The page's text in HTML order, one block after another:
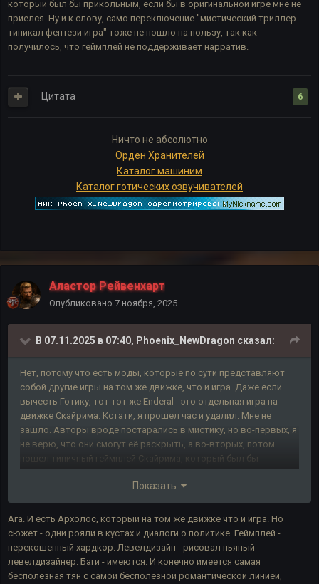
который был бы прикольным, если бы в оригинальной игре мне не
приелся. Ну и к слову, само переключение "мистический триллер -
типикал фентези игра" тоже не пошло на пользу, так как
получилось, что геймплей не поддерживает нарратив.
6
Цитата
Ничто не абсолютно
Орден Хранителей
Каталог машиним
Каталог готических озвучивателей
Аластор Рейвенхарт
Опубликовано 7 ноября, 2025
В 07.11.2025 в 07:40, Phoenix_NewDragon сказал:
Нет, потому что есть моды, которые по сути представляют
собой другие игры на том же движке, что и игра. Даже если
вычесть Готику, тот тот же Enderal - это отдельная игра на
движке Скайрима. Кстати, я прошел час и удалил. Мне не
зашло. Авторы вроде постарались в мистику, но во-первых, я
не верю, что они смогут её раскрыть, а во-вторых, потом
пошел типичный геймплей Скайрима, который был бы
к слову, само переключение "мистический триллер - типикал
фентези игра" тоже не пошло на пользу, так как получилось,
что геймплей не поддерживает нарратив.
Показать
Ага. И есть Архолос, который на том же движке что и игра. Но
сюжет - одни рояли в кустах и диалоги о политике. Геймплей -
перекошенный хардкор. Левелдизайн - рисовал пьяный
левелдизайнер. Баги - имеются. И конечно имеется самая
бесполезная тян с самой бесполезной романтической линией,